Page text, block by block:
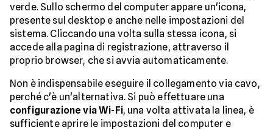
verde. Sullo schermo del computer appare un'icona,
presente sul desktop e anche nelle impostazioni del
sistema. Cliccando una volta sulla stessa icona, si
accede alla pagina di registrazione, attraverso il
proprio browser, che si avvia automaticamente.
Non è indispensabile eseguire il collegamento via cavo,
perché c'è un'alternativa. Si può effettuare una
configurazione via Wi-Fi, una volta attivata la linea, è
sufficiente aprire le impostazioni del computer e